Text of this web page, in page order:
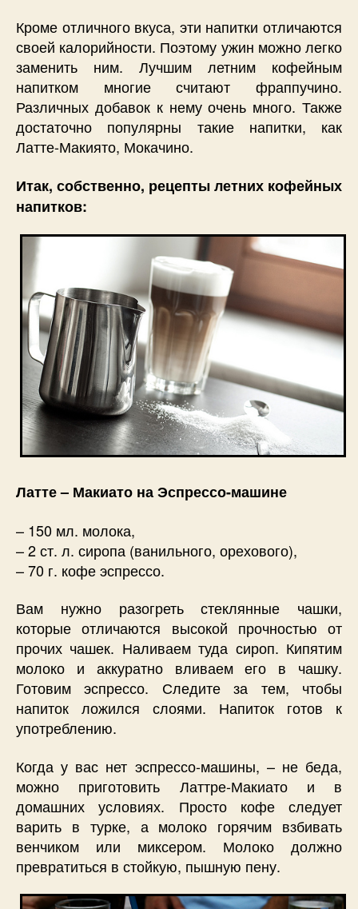
Кроме отличного вкуса, эти напитки отличаются
своей калорийности. Поэтому ужин можно легко
заменить ним. Лучшим летним кофейным
напитком многие считают фраппучино.
Различных добавок к нему очень много. Также
достаточно популярны такие напитки, как
Латте-Макиято, Мокачино.
Итак, собственно, рецепты летних кофейных
напитков:
Латте – Макиато на Эспрессо-машине
– 150 мл. молока,
– 2 ст. л. сиропа (ванильного, орехового),
– 70 г. кофе эспрессо.
Вам нужно разогреть стеклянные чашки,
которые отличаются высокой прочностью от
прочих чашек. Наливаем туда сироп. Кипятим
молоко и аккуратно вливаем его в чашку.
Готовим эспрессо. Следите за тем, чтобы
напиток ложился слоями. Напиток готов к
употреблению.
Когда у вас нет эспрессо-машины, – не беда,
можно приготовить Латтре-Макиато и в
домашних условиях. Просто кофе следует
варить в турке, а молоко горячим взбивать
венчиком или миксером. Молоко должно
превратиться в стойкую, пышную пену.